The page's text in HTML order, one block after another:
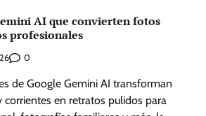
AI que convierten fotos
profesionales
0
de Google Gemini AI transforman
en retratos pulidos para